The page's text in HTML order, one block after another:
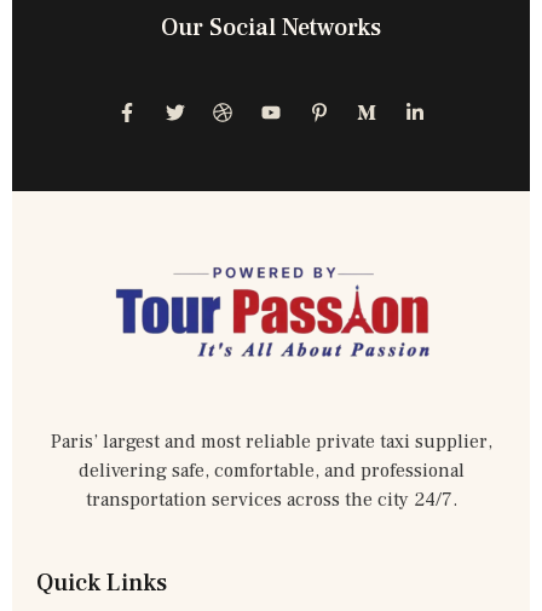
Our Social Networks
Paris’ largest and most reliable private taxi supplier,
delivering safe, comfortable, and professional
transportation services across the city 24/7.
Quick Links